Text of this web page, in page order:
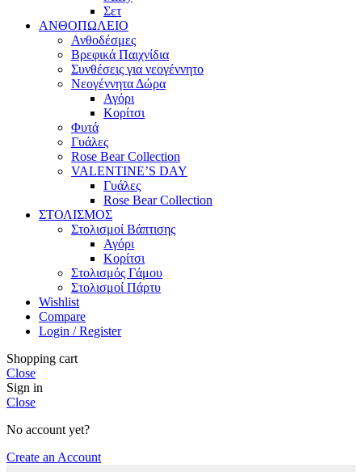
Σετ
ΑΝΘΟΠΩΛΕΙΟ
Ανθοδέσμες
Βρεφικά Παιχνίδια
Συνθέσεις για νεογέννητο
Νεογέννητα Δώρα
Αγόρι
Κορίτσι
Φυτά
Γυάλες
Rose Bear Collection
VALENTINE’S DAY
Γυάλες
Rose Bear Collection
ΣΤΟΛΙΣΜΟΣ
Στολισμοί Βάπτισης
Αγόρι
Κορίτσι
Στολισμός Γάμου
Στολισμοί Πάρτυ
Wishlist
Compare
Login / Register
Shopping cart
Close
Sign in
Close
No account yet?
Create an Account